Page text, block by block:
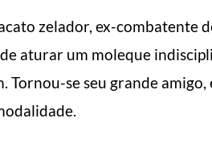
zelador, ex-combatente
aturar um moleque
Tornou-se seu grande